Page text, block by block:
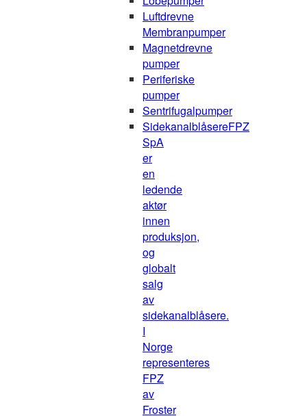
Luftdrevne
Membranpumper
Magnetdrevne
pumper
Periferiske
pumper
Sentrifugalpumper
SidekanalblåsereFPZ
SpA
er
en
ledende
aktør
innen
produksjon,
og
globalt
salg
av
sidekanalblåsere.
I
Norge
representeres
FPZ
av
Froster